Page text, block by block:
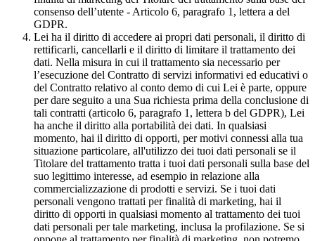
consenso dell’utente - Articolo 6, paragrafo 1, lettera a del
GDPR.
Lei ha il diritto di accedere ai propri dati personali, il diritto di
rettificarli, cancellarli e il diritto di limitare il trattamento dei
dati. Nella misura in cui il trattamento sia necessario per
l’esecuzione del Contratto di servizi informativi ed educativi o
del Contratto relativo al conto demo di cui Lei è parte, oppure
per dare seguito a una Sua richiesta prima della conclusione di
tali contratti (articolo 6, paragrafo 1, lettera b del GDPR), Lei
ha anche il diritto alla portabilità dei dati. In qualsiasi
momento, hai il diritto di opporti, per motivi connessi alla tua
situazione particolare, all'utilizzo dei tuoi dati personali se il
Titolare del trattamento tratta i tuoi dati personali sulla base del
suo legittimo interesse, ad esempio in relazione alla
commercializzazione di prodotti e servizi. Se i tuoi dati
personali vengono trattati per finalità di marketing, hai il
diritto di opporti in qualsiasi momento al trattamento dei tuoi
dati personali per tale marketing, inclusa la profilazione. Se si